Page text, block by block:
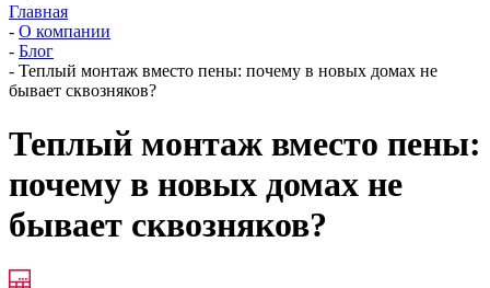
Главная
- О компании
- Блог
- Теплый монтаж вместо пены: почему в новых домах не
бывает сквозняков?
Теплый монтаж вместо пены:
почему в новых домах не
бывает сквозняков?